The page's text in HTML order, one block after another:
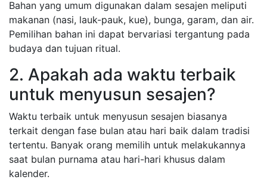
Bahan yang umum digunakan dalam sesajen meliputi
makanan (nasi, lauk-pauk, kue), bunga, garam, dan air.
Pemilihan bahan ini dapat bervariasi tergantung pada
budaya dan tujuan ritual.
2. Apakah ada waktu terbaik
untuk menyusun sesajen?
Waktu terbaik untuk menyusun sesajen biasanya
terkait dengan fase bulan atau hari baik dalam tradisi
tertentu. Banyak orang memilih untuk melakukannya
saat bulan purnama atau hari-hari khusus dalam
kalender.